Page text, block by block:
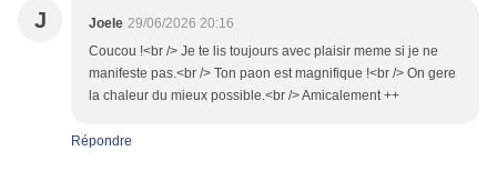
J Joele 29/06/2026 20:16
Coucou !<br /> Je te lis toujours avec plaisir meme si je ne
manifeste pas.<br /> Ton paon est magnifique !<br /> On gere
la chaleur du mieux possible.<br /> Amicalement ++
Répondre